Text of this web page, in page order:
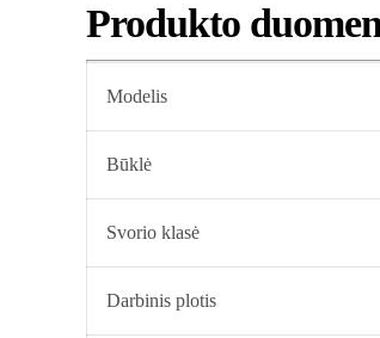
Produkto
Modelis
Būklė
Svorio klasė
Darbinis plotis